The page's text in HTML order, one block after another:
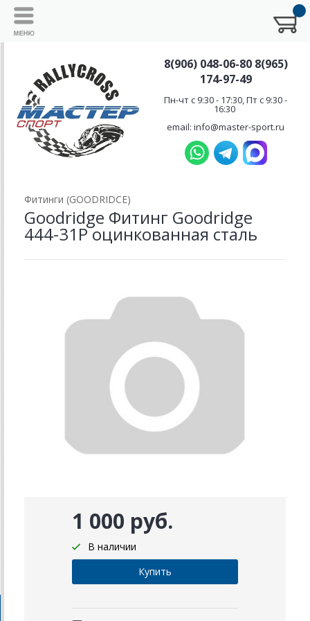
8(906) 048-06-80 8(965)
174-97-49
Пн-чт с 9:30 - 17:30, Пт с 9:30 -
16:30
email: info@master-sport.ru
Фитинги (GOODRIDCE)
Goodridge Фитинг Goodridge
444-31P оцинкованная сталь
1 000 руб.
В наличии